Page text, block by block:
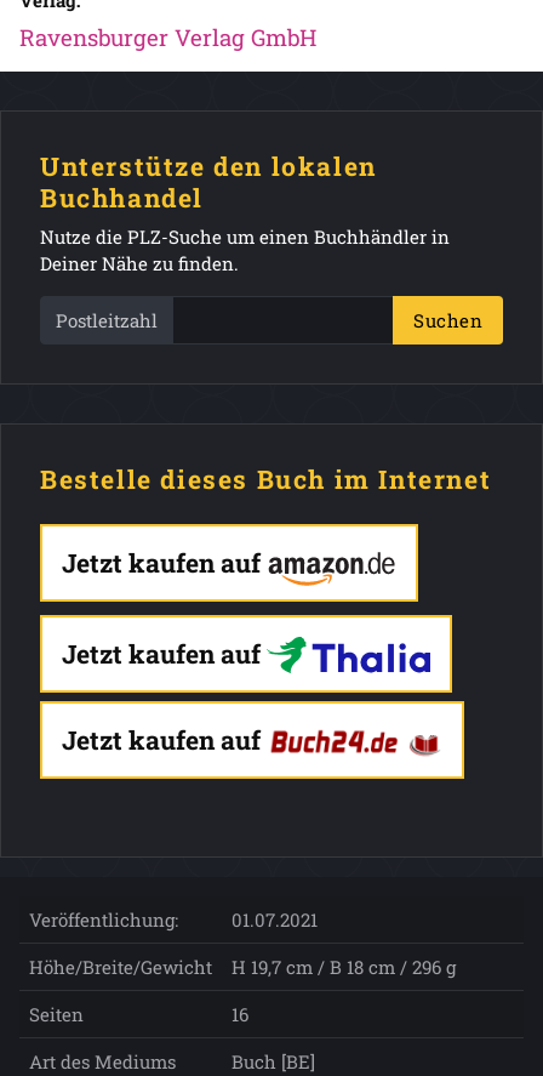
Ravensburger Verlag GmbH
Unterstütze den lokalen
Buchhandel
Nutze die PLZ-Suche um einen Buchhändler in
Deiner Nähe zu finden.
Postleitzahl Suchen
Bestelle dieses Buch im Internet
Jetzt kaufen auf
Jetzt kaufen auf
Jetzt kaufen auf
Veröffentlichung:
01.07.2021
Höhe/Breite/Gewicht
H 19,7 cm / B 18 cm / 296 g
Seiten
16
Art des Mediums
Buch [BE]